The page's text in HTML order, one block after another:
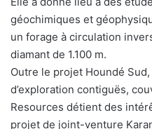
géochimiques et
un forage à circulation
diamant de 1.100 m.
Outre le projet Houndé
d’exploration contiguës,
Resources détient des
projet de joint-venture